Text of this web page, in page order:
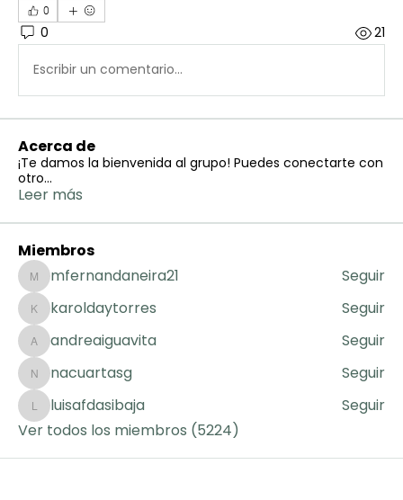
0
0 21
Escribir un comentario...
Acerca de
¡Te damos la bienvenida al grupo! Puedes conectarte con
otro...
Leer más
Miembros
mfernandaneira21
mfernandaneira21 Seguir
karoldaytorres
karoldaytorres Seguir
andreaiguavita
andreaiguavita Seguir
nacuartasg
nacuartasg Seguir
luisafdasibaja
luisafdasibaja
Seguir
Ver todos los miembros (5224)